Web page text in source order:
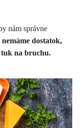
nám správne
dostatok,
tuk na bruchu.